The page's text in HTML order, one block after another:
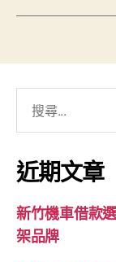
關
鍵
字:
近期文章
新竹機車借款
架品牌